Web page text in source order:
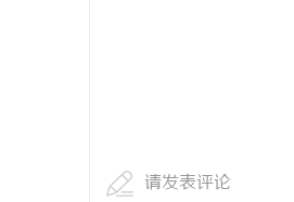
请发表评论